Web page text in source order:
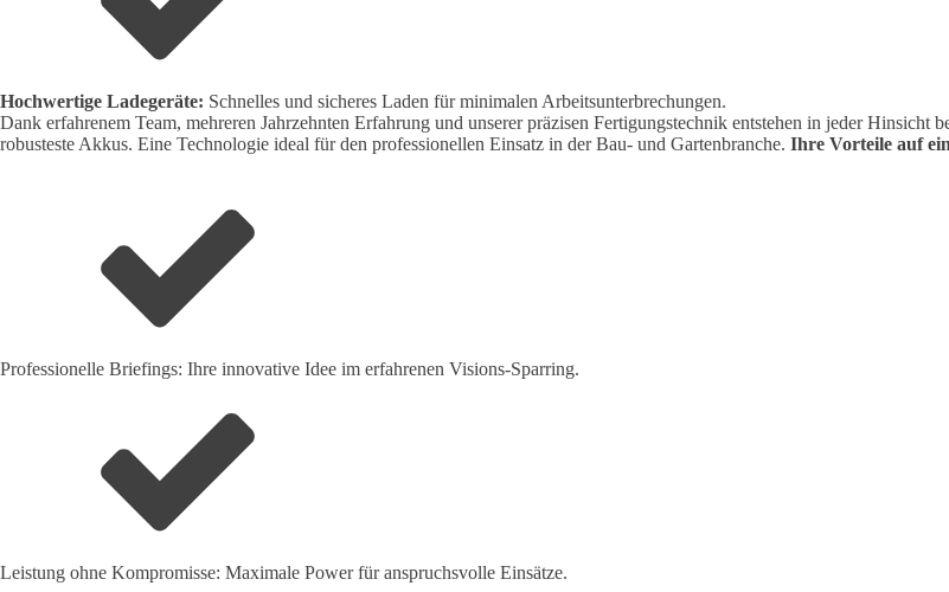
Hochwertige Ladegeräte: Schnelles und sicheres Laden für minimalen Arbeitsunterbrechungen.
Dank erfahrenem Team, mehreren Jahrzehnten Erfahrung und unserer präzisen Fertigungstechnik entstehen in jeder
robusteste Akkus. Eine Technologie ideal für den professionellen Einsatz in der Bau- und Gartenbranche. Ihre Vorteile auf
Professionelle Briefings: Ihre innovative Idee im erfahrenen Visions-Sparring.
Leistung ohne Kompromisse: Maximale Power für anspruchsvolle Einsätze.